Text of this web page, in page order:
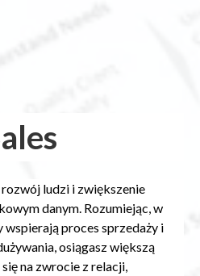
rozwój ludzi i zwiększenie
danym. Rozumiejąc, w
proces sprzedaży i
osiągasz większą
na zwrocie z relacji,